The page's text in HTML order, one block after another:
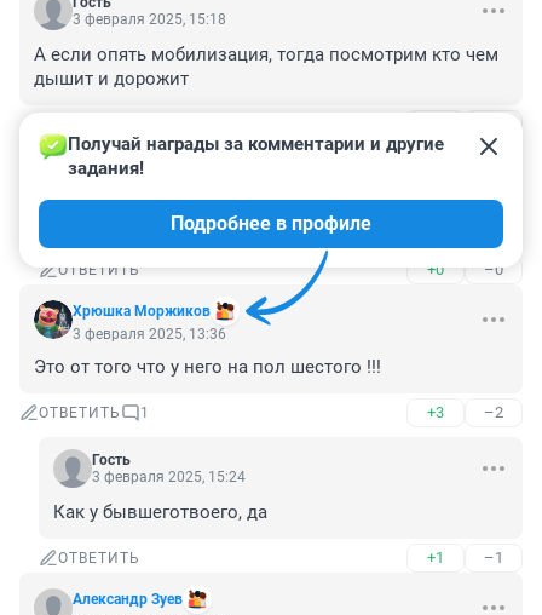
3 февраля 2025, 15:18
А если опять мобилизация, тогда посмотрим кто чем
дышит и дорожит
Гость
Ну так-то она и не прекращалась)
ОТВЕТИТЬ +0 –0
Хрюшка Моржиков
Получай награды за комментарии и другие
задания!
Подробнее в профиле
3 февраля 2025, 13:36
Это от того что у него на пол шестого !!!
ОТВЕТИТЬ 1 +3 –2
Гость
3 февраля 2025, 15:24
Как у бывшеготвоего, да
ОТВЕТИТЬ +1 –1
Александр Зуев